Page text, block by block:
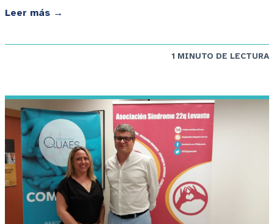
Leer más →
1 MINUTO DE LECTURA